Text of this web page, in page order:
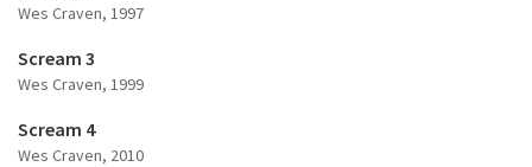
Wes Craven, 1997
Scream 3
Wes Craven, 1999
Scream 4
Wes Craven, 2010